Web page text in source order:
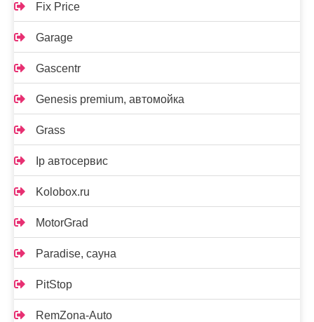
Fix Price
Garage
Gascentr
Genesis premium, автомойка
Grass
Ip автосервис
Kolobox.ru
MotorGrad
Paradise, сауна
PitStop
RemZona-Auto